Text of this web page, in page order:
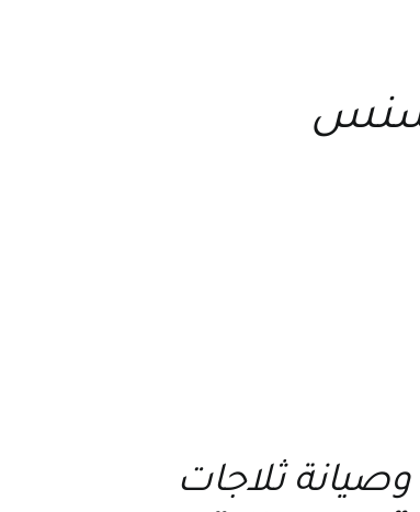
وصيانة ثلاجات